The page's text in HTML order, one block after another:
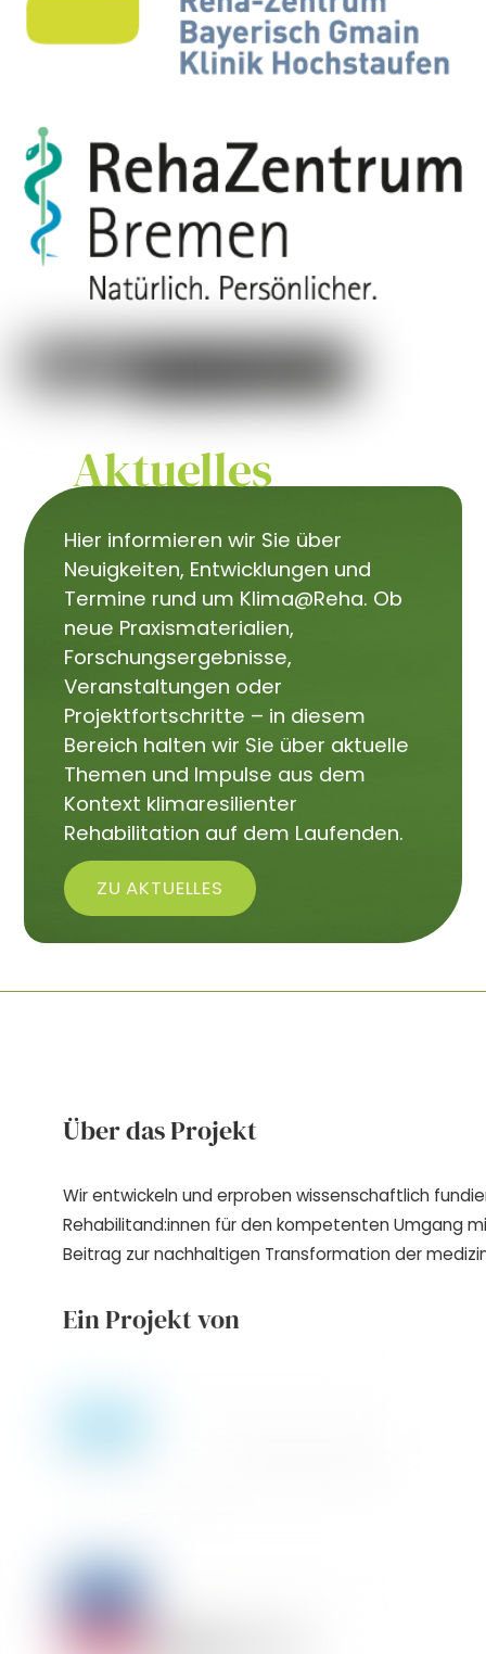
Aktuelles
Hier informieren wir Sie über
Neuigkeiten, Entwicklungen und
Termine rund um Klima@Reha. Ob
neue Praxismaterialien,
Forschungsergebnisse,
Veranstaltungen oder
Projektfortschritte – in diesem
Bereich halten wir Sie über aktuelle
Themen und Impulse aus dem
Kontext klimaresilienter
Rehabilitation auf dem Laufenden.
ZU AKTUELLES
Über das Projekt
Wir entwickeln und erproben wissenschaftlich
Rehabilitand:innen für den kompetenten Umgang
Beitrag zur nachhaltigen Transformation der
Ein Projekt von